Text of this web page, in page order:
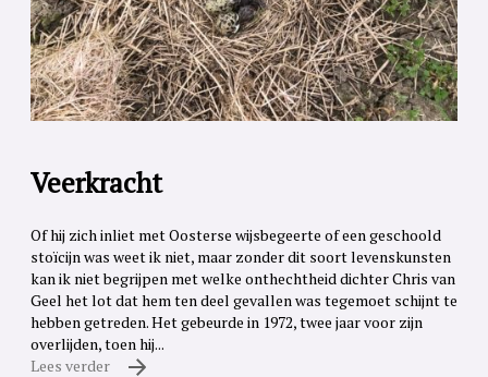
Veerkracht
Of hij zich inliet met Oosterse wijsbegeerte of een geschoold
stoïcijn was weet ik niet, maar zonder dit soort levenskunsten
kan ik niet begrijpen met welke onthechtheid dichter Chris van
Geel het lot dat hem ten deel gevallen was tegemoet schijnt te
hebben getreden. Het gebeurde in 1972, twee jaar voor zijn
overlijden, toen hij...
Lees verder